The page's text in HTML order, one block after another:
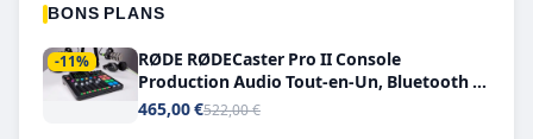
BONS PLANS
-11%
RØDE RØDECaster Pro II Console
Production Audio Tout-en-Un, Bluetooth et
Double USB-C
465,00 €522,00 €